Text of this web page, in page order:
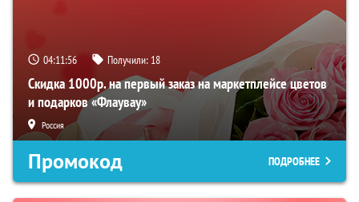
04:11:55 Получили: 18
Скидка 1000р. на первый заказ на маркетплейсе цветов
и подарков «Флаувау»
Россия
Промокод ПОДРОБНЕЕ